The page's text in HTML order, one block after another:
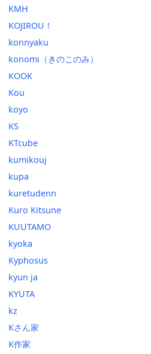
KMH
KOJIROU！
konnyaku
konomi（きのこのみ）
KOOK
Kou
koyo
KS
KTcube
kumikouj
kupa
kuretudenn
Kuro Kitsune
KUUTAMO
kyoka
Kyphosus
kyun ja
KYUTA
kz
Kさん家
K作家